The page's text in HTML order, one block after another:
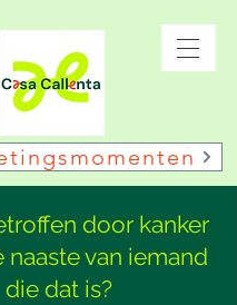
door kanker
naaste van iemand
die dat is?